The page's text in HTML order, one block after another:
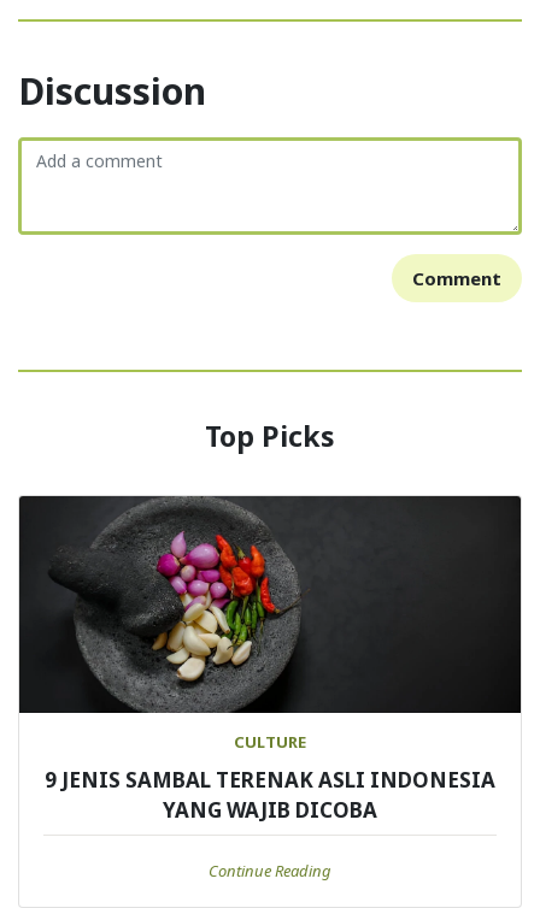
Discussion
Comment
Top Picks
CULTURE
9 JENIS SAMBAL TERENAK ASLI INDONESIA
YANG WAJIB DICOBA
Continue Reading